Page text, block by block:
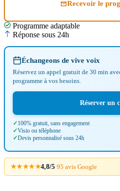
Recevoir le
Programme adaptable
Réponse sous 24h
Échangeons de vive voix
Réservez un appel gratuit de 30 min
programme à vos besoins.
Réserver un
100% gratuit, sans engagement
Visio ou téléphone
Devis personnalisé sous 24h
★★★★★4,8/5·95 avis Google